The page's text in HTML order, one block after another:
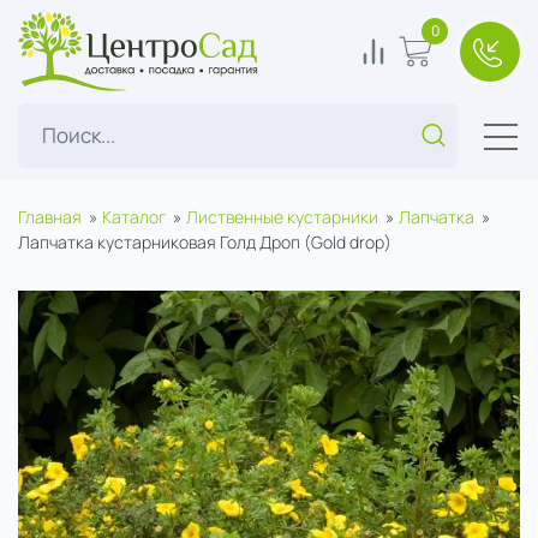
ЦентроСад
Поиск...
0 В корзину
0
Главная Каталог Лиственные кустарники
Лапчатка
Лапчатка кустарниковая Голд Дроп (Gold drop)